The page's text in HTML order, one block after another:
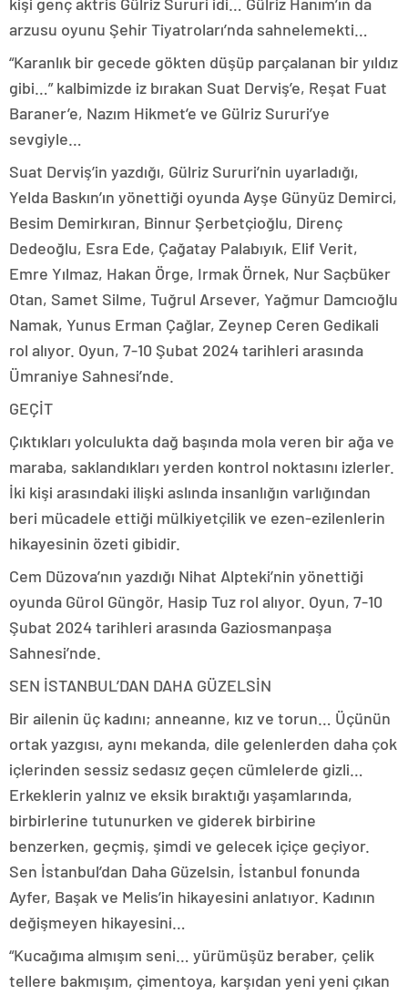
arzusu oyunu Şehir Tiyatroları’nda sahnelemekti…
“Karanlık bir gecede gökten düşüp parçalanan bir yıldız
gibi…” kalbimizde iz bırakan Suat Derviş’e, Reşat Fuat
Baraner’e, Nazım Hikmet’e ve Gülriz Sururi’ye
sevgiyle…
Suat Derviş’in yazdığı, Gülriz Sururi’nin uyarladığı,
Yelda Baskın’ın yönettiği oyunda Ayşe Günyüz Demirci,
Besim Demirkıran, Binnur Şerbetçioğlu, Direnç
Dedeoğlu, Esra Ede, Çağatay Palabıyık, Elif Verit,
Emre Yılmaz, Hakan Örge, Irmak Örnek, Nur Saçbüker
Otan, Samet Silme, Tuğrul Arsever, Yağmur Damcıoğlu
Namak, Yunus Erman Çağlar, Zeynep Ceren Gedikali
rol alıyor. Oyun, 7-10 Şubat 2024 tarihleri arasında
Ümraniye Sahnesi’nde.
GEÇİT
Çıktıkları yolculukta dağ başında mola veren bir ağa ve
maraba, saklandıkları yerden kontrol noktasını izlerler.
İki kişi arasındaki ilişki aslında insanlığın varlığından
beri mücadele ettiği mülkiyetçilik ve ezen-ezilenlerin
hikayesinin özeti gibidir.
Cem Düzova’nın yazdığı Nihat Alpteki’nin yönettiği
oyunda Gürol Güngör, Hasip Tuz rol alıyor. Oyun, 7-10
Şubat 2024 tarihleri arasında Gaziosmanpaşa
Sahnesi’nde.
SEN İSTANBUL’DAN DAHA GÜZELSİN
Bir ailenin üç kadını; anneanne, kız ve torun… Üçünün
ortak yazgısı, aynı mekanda, dile gelenlerden daha çok
içlerinden sessiz sedasız geçen cümlelerde gizli…
Erkeklerin yalnız ve eksik bıraktığı yaşamlarında,
birbirlerine tutunurken ve giderek birbirine
benzerken, geçmiş, şimdi ve gelecek içiçe geçiyor.
Sen İstanbul’dan Daha Güzelsin, İstanbul fonunda
Ayfer, Başak ve Melis’in hikayesini anlatıyor. Kadının
değişmeyen hikayesini…
“Kucağıma almışım seni… yürümüşüz beraber, çelik
tellere bakmışım, çimentoya, karşıdan yeni yeni çıkan